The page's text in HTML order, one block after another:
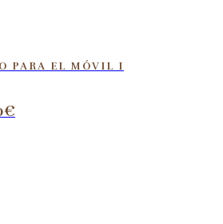
PARA EL MÓVIL I
€